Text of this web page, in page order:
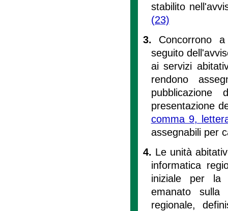
stabilito
(23)
3. Concorrono
seguito
ai servizi
rendono
presentazione
comma 9,
assegnabili per
4. Le unità
informatica
iniziale per la
emanato
regionale,